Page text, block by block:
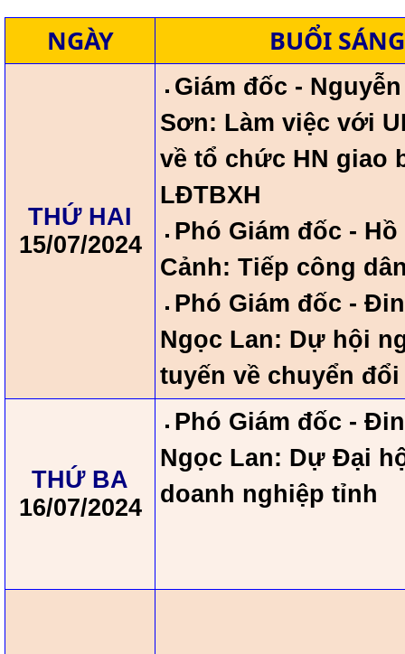
NGÀY BUỔI SÁNG
THỨ HAI
15/07/2024
Giám đốc -
Sơn: Làm việc với
về tổ chức HN giao
LĐTBXH
Phó Giám đốc - Hồ
Cảnh: Tiếp công
Phó Giám đốc -
Ngọc Lan: Dự hội
tuyến về chuyển
THỨ BA
16/07/2024
Phó Giám đốc -
Ngọc Lan: Dự Đại
doanh nghiệp tỉnh